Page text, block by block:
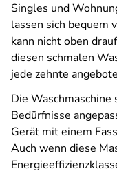
Singles und
lassen sich bequem
kann nicht oben
diesen schmalen
jede zehnte
Die
Bedürfnisse
Gerät mit einem
Auch wenn diese